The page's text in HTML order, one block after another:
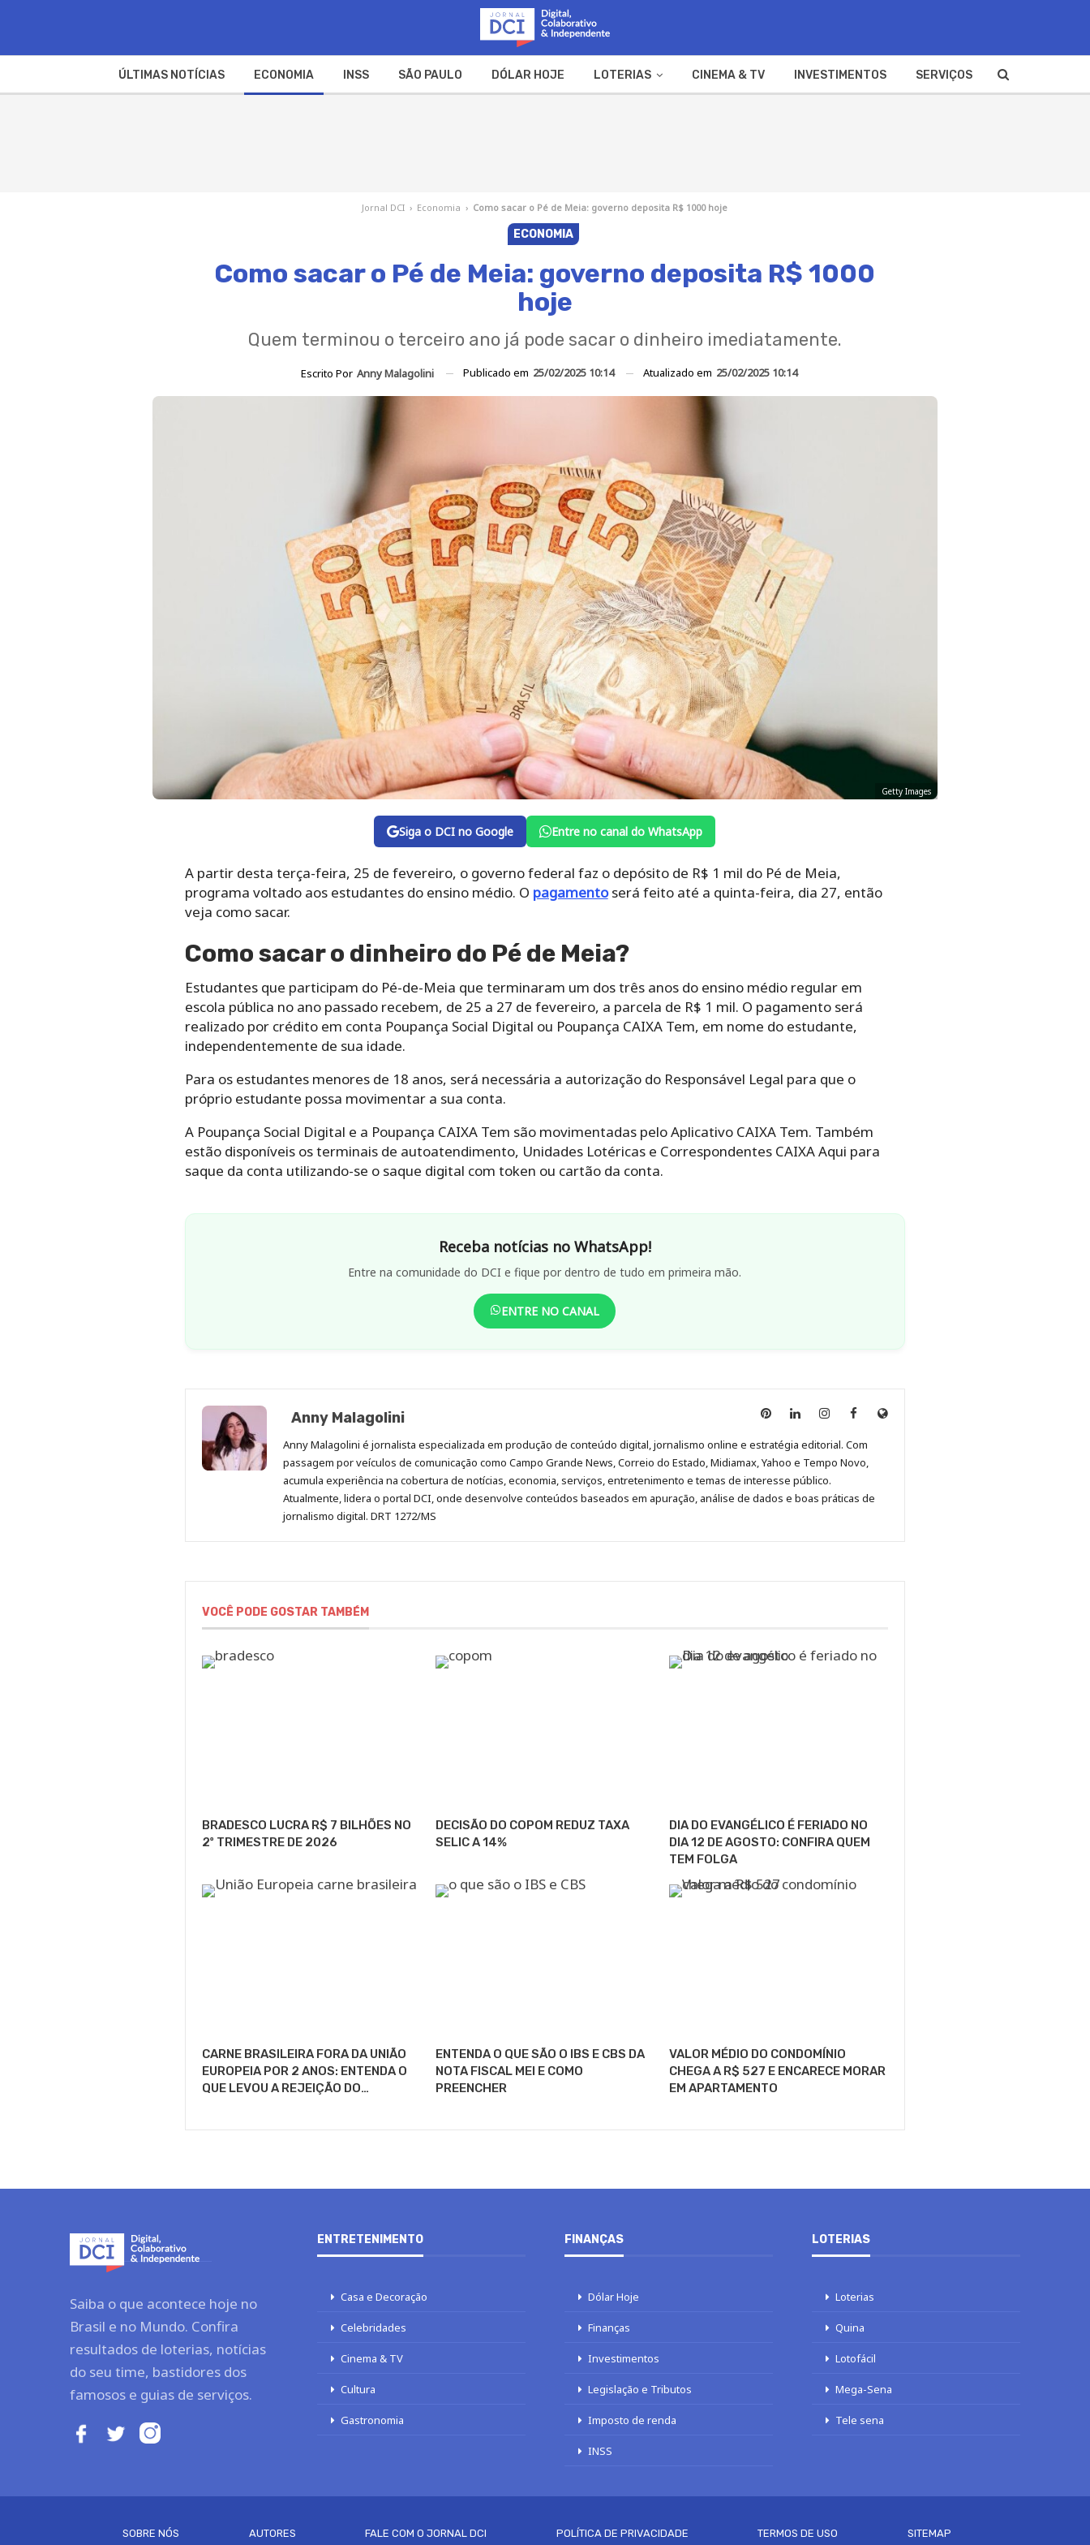
ÚLTIMAS NOTÍCIAS ECONOMIA INSS SÃO PAULO DÓLAR HOJE LOTERIAS CINEMA & TV INVESTIMENTOS SERVIÇOS
Jornal DCI › Economia › Como sacar o Pé de Meia: governo deposita R$ 1000 hoje
ECONOMIA
Como sacar o Pé de Meia: governo deposita R$ 1000
hoje
Quem terminou o terceiro ano já pode sacar o dinheiro imediatamente.
Escrito Por Anny Malagolini Publicado em 25/02/2025 10:14 Atualizado em 25/02/2025 10:14
Getty Images
Siga o DCI no Google Entre no canal do WhatsApp
A partir desta terça-feira, 25 de fevereiro, o governo federal faz o depósito de R$ 1 mil do Pé de Meia,
programa voltado aos estudantes do ensino médio. O pagamentoserá feito até a quinta-feira, dia 27, então
veja como sacar.
Como sacar o dinheiro do Pé de Meia?
Estudantes que participam do Pé-de-Meia que terminaram um dos três anos do ensino médio regular em
escola pública no ano passado recebem, de 25 a 27 de fevereiro, a parcela de R$ 1 mil. O pagamento será
realizado por crédito em conta Poupança Social Digital ou Poupança CAIXA Tem, em nome do estudante,
independentemente de sua idade.
Para os estudantes menores de 18 anos, será necessária a autorização do Responsável Legal para que o
próprio estudante possa movimentar a sua conta.
A Poupança Social Digital e a Poupança CAIXA Tem são movimentadas pelo Aplicativo CAIXA Tem. Também
estão disponíveis os terminais de autoatendimento, Unidades Lotéricas e Correspondentes CAIXA Aqui para
saque da conta utilizando-se o saque digital com token ou cartão da conta.
Receba notícias no WhatsApp!
Entre na comunidade do DCI e fique por dentro de tudo em primeira mão.
ENTRE NO CANAL
Anny Malagolini
Anny
no
Pinterest
Anny
no
LinkedIn
Anny
no
Instagram
Anny
no
Facebook
Site
Anny Malagolini é jornalista especializada em produção de conteúdo digital, jornalismo online e estratégia editorial. Com
passagem por veículos de comunicação como Campo Grande News, Correio do Estado, Midiamax, Yahoo e Tempo Novo,
acumula experiência na cobertura de notícias, economia, serviços, entretenimento e temas de interesse público.
Atualmente, lidera o portal DCI, onde desenvolve conteúdos baseados em apuração, análise de dados e boas práticas de
jornalismo digital. DRT 1272/MS
VOCÊ PODE GOSTAR TAMBÉM
BRADESCO LUCRA R$ 7 BILHÕES NO
2º TRIMESTRE DE 2026
DECISÃO DO COPOM REDUZ TAXA
SELIC A 14%
DIA DO EVANGÉLICO É FERIADO NO
DIA 12 DE AGOSTO: CONFIRA QUEM
TEM FOLGA
CARNE BRASILEIRA FORA DA UNIÃO
EUROPEIA POR 2 ANOS: ENTENDA O
QUE LEVOU A REJEIÇÃO DO…
ENTENDA O QUE SÃO O IBS E CBS DA
NOTA FISCAL MEI E COMO
PREENCHER
VALOR MÉDIO DO CONDOMÍNIO
CHEGA A R$ 527 E ENCARECE MORAR
EM APARTAMENTO
Saiba o que acontece hoje no
Brasil e no Mundo. Confira
resultados de loterias, notícias
do seu time, bastidores dos
famosos e guias de serviços.
ENTRETENIMENTO
Casa e Decoração
Celebridades
Cinema & TV
Cultura
Gastronomia
FINANÇAS
Dólar Hoje
Finanças
Investimentos
Legislação e Tributos
Imposto de renda
INSS
LOTERIAS
Loterias
Quina
Lotofácil
Mega-Sena
Tele sena
SOBRE NÓS AUTORES FALE COM O JORNAL DCI POLÍTICA DE PRIVACIDADE TERMOS DE USO SITEMAP